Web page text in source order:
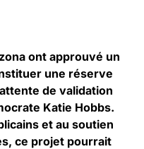
ont approuvé un
une réserve
de validation
Katie Hobbs.
et au soutien
ce projet pourrait